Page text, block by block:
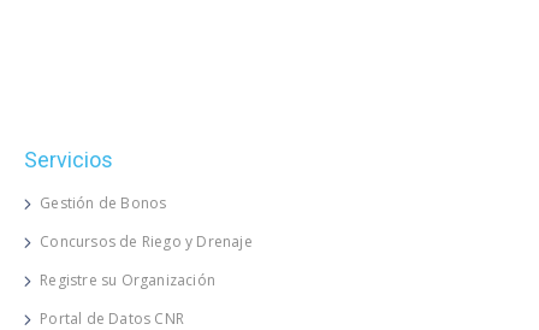
Servicios
Gestión de Bonos
Concursos de Riego y Drenaje
Registre su Organización
Portal de Datos CNR